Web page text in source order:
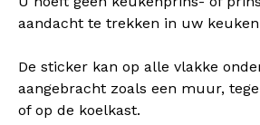
aandacht te trekken in uw
De sticker kan op alle vlakke
aangebracht zoals een muur,
of op de koelkast.